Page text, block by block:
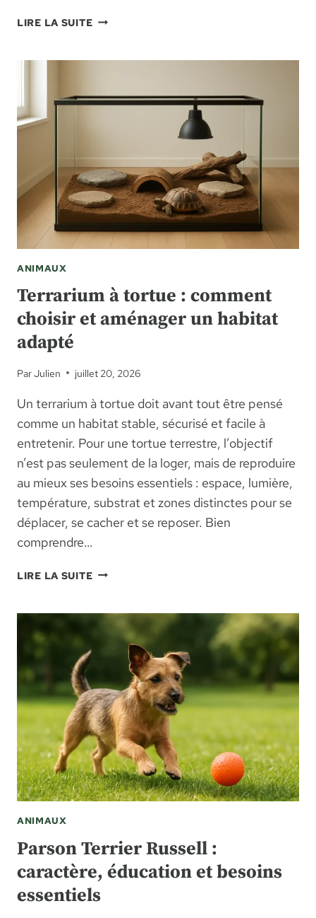
LIRE LA SUITESCHÉMA
COMPRENDRE
LES
FILS
ANIMAUX
Terrarium à tortue : comment
choisir et aménager un habitat
adapté
ParJulien juillet 20, 2026
Un terrarium à tortue doit avant tout être pensé
comme un habitat stable, sécurisé et facile à
entretenir. Pour une tortue terrestre, l’objectif
n’est pas seulement de la loger, mais de reproduire
au mieux ses besoins essentiels : espace, lumière,
température, substrat et zones distinctes pour se
déplacer, se cacher et se reposer. Bien
comprendre…
LIRE LA SUITETERRARIUM
:
COMMENT
CHOISIR
AMÉNAGER
UN
HABITAT
ADAPTÉ
ANIMAUX
Parson Terrier Russell :
caractère, éducation et besoins
essentiels